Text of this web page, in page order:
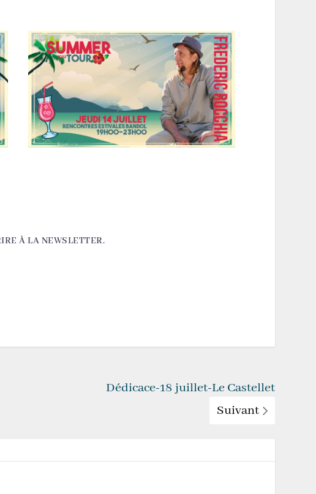
À LA NEWSLETTER.
Dédicace-18 juillet-Le Castellet
Suivant